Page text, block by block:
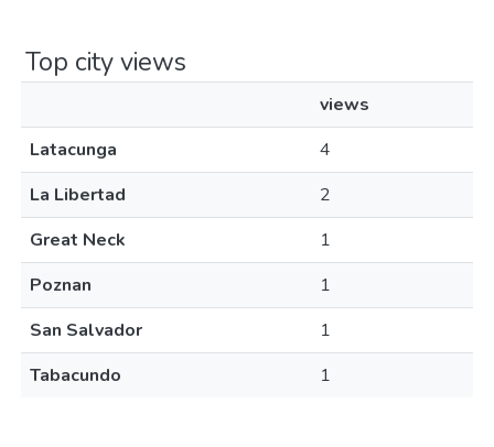
Top city views
views
Latacunga
4
La Libertad
2
Great Neck
1
Poznan
1
San Salvador
1
Tabacundo
1